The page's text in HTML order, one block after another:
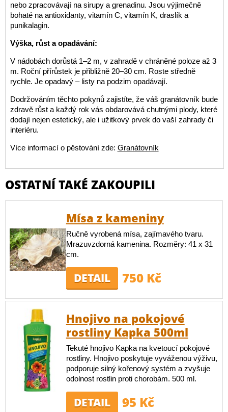
nebo zpracovávají na sirupy a grenadinu. Jsou výjimečně
bohaté na antioxidanty, vitamín C, vitamín K, draslík a
punikalagin.
Výška, růst a opadávání:
V nádobách dorůstá 1–2 m, v zahradě v chráněné poloze až 3
m. Roční přírůstek je přibližně 20–30 cm. Roste středně
rychle. Je opadavý – listy na podzim opadávají.
Dodržováním těchto pokynů zajistíte, že váš granátovník bude
zdravě růst a každý rok vás obdarovává chutnými plody, které
dodají nejen estetický, ale i užitkový prvek do vaší zahrady či
interiéru.
Více informací o pěstování zde: Granátovník
OSTATNÍ TAKÉ ZAKOUPILI
Mísa z kameniny
Ručně vyrobená mísa, zajímavého tvaru.
Mrazuvzdorná kamenina. Rozměry: 41 x 31
cm.
DETAIL 750 Kč
Hnojivo na pokojové
rostliny Kapka 500ml
Tekuté hnojivo Kapka na kvetoucí pokojové
rostliny. Hnojivo poskytuje vyváženou výživu,
podporuje silný kořenový systém a zvyšuje
odolnost rostlin proti chorobám. 500 ml.
DETAIL 95 Kč